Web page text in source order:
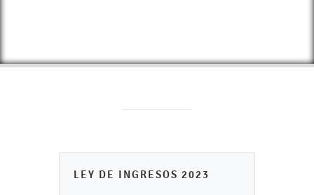
LEY DE INGRESOS 2023